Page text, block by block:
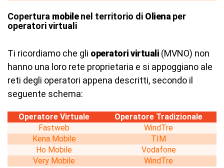
Copertura mobilenel territorio di Oliena per
operatori virtuali
Ti ricordiamo che gli operatori virtuali (MVNO) non
hanno una loro rete proprietaria e si appoggiano ale
reti degli operatori appena descritti, secondo il
seguente schema:
Operatore Virtuale
Operatore Tradizionale
Fastweb
WindTre
Kena Mobile
TIM
Ho Mobile
Vodafone
Very Mobile
WindTre